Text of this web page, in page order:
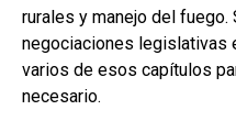
rurales y manejo del fuego.
negociaciones legislativas
varios de esos capítulos
necesario.